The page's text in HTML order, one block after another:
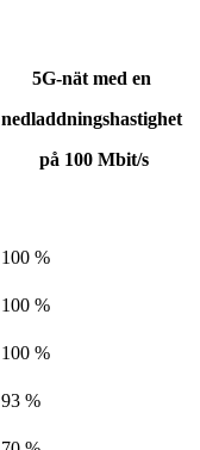
5G-nät med en
nedladdningshastighet
på 100 Mbit/s
100 %
100 %
100 %
93 %